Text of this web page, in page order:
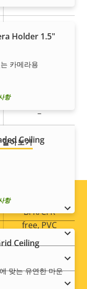
–
IK08
BFR/CFR
free, PVC
Holder 1.5"
카메라용
항
Ceiling
항
Ceiling
맞는 유연한 마운
보증
이 소유하고, 비용
놀랄 일이 숨어
용이 정확히 여러
아보기